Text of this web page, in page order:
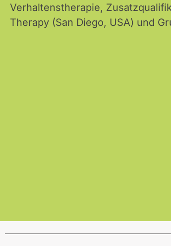
Verhaltenstherapie,
Therapy (San Diego, USA) und